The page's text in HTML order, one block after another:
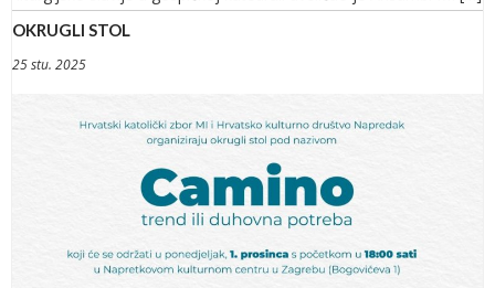
OKRUGLI STOL
25 stu. 2025